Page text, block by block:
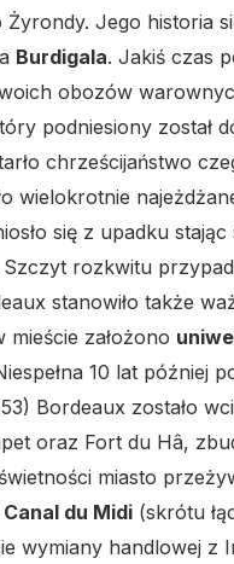
Żyrondy. Jego historia
Burdigala. Jakiś czas
obozów
podniesiony został
chrześcijaństwo
wielokrotnie
się z upadku
rozkwitu
stanowiło także
założono
10 lat później
Bordeaux zostało
oraz Fort du Hâ,
miasto
Canal du Midi (skrótu
wymiany handlowej z